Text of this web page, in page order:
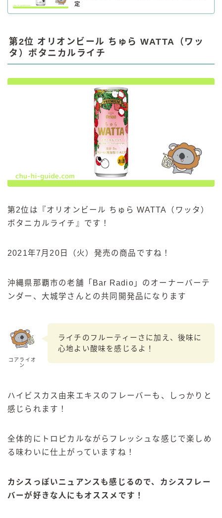
定
第2位 オリオンビール ちゅら WATTA（ワッ
タ）ボタニカルライチ
第2位は『オリオンビール ちゅら WATTA（ワッタ）
ボタニカルライチ』です！
2021年7月20日（火）発売の商品ですね！
沖縄県那覇市の老舗「Bar Radio」のオーナーバーテ
ンダー、大城学さんとの共同開発品になります
コアライオ
ン
ライチのフルーティーさに加え、後味に
心地よい酸味を感じるよ！
ハイビスカス由来エキスのフレーバーも、しっかりと
感じられます！
全体的にトロピカルながらフレッシュな感じで楽しめ
る味わいに仕上がっていますね！
カシスっぽいニュアンスも感じるので、カシスフレー
バーが好きな人にもオススメです！